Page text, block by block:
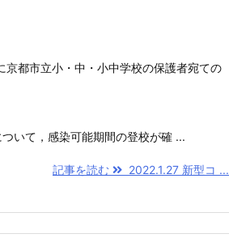
都市立小・中・小中学校の保護者宛ての
いて，感染可能期間の登校が確 ...
記事を読む 2022.1.27 新型コ ...